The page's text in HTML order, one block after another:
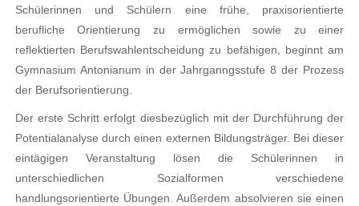
Schülerinnen und Schülern eine frühe, praxisorientierte
berufliche Orientierung zu ermöglichen sowie zu einer
reflektierten Berufswahlentscheidung zu befähigen, beginnt am
Gymnasium Antonianum in der Jahrganngsstufe 8 der Prozess
der Berufsorientierung.
Der erste Schritt erfolgt diesbezüglich mit der Durchführung der
Potentialanalyse durch einen externen Bildungsträger. Bei dieser
eintägigen Veranstaltung lösen die Schülerinnen in
unterschiedlichen Sozialformen verschiedene
handlungsorientierte Übungen. Außerdem absolvieren sie einen